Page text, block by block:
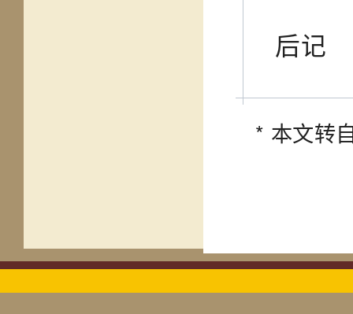
后记
* 本文转